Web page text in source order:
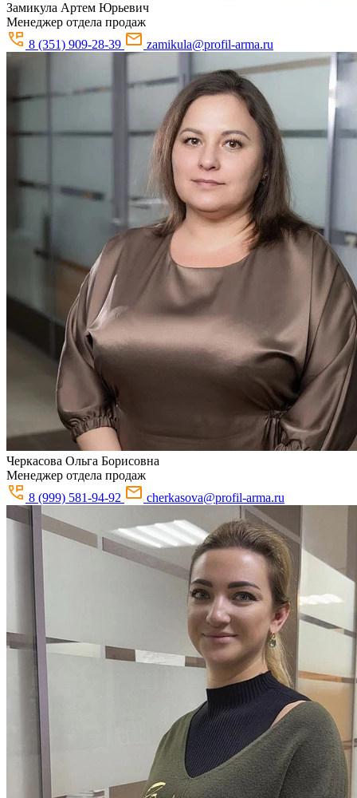
Замикула Артем Юрьевич
Менеджер отдела продаж
8 (351) 909-28-39
zamikula@profil-arma.ru
Черкасова Ольга Борисовна
Менеджер отдела продаж
8 (999) 581-94-92
cherkasova@profil-arma.ru